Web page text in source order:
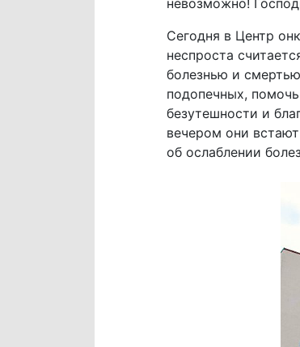
Сегодня в Центр
неспроста
болезнью и
подопечных,
безутешности и
вечером они
об ослаблении